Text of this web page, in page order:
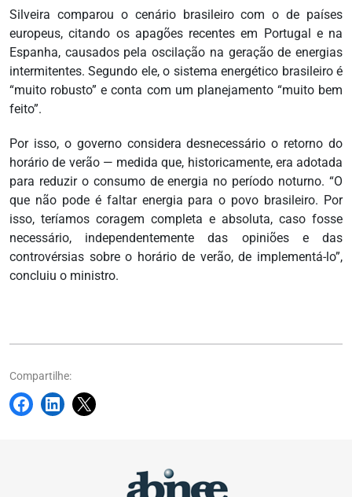
Silveira comparou o cenário brasileiro com o de países
europeus, citando os apagões recentes em Portugal e na
Espanha, causados pela oscilação na geração de energias
intermitentes. Segundo ele, o sistema energético brasileiro é
“muito robusto” e conta com um planejamento “muito bem
feito”.
Por isso, o governo considera desnecessário o retorno do
horário de verão — medida que, historicamente, era adotada
para reduzir o consumo de energia no período noturno. “O
que não pode é faltar energia para o povo brasileiro. Por
isso, teríamos coragem completa e absoluta, caso fosse
necessário, independentemente das opiniões e das
controvérsias sobre o horário de verão, de implementá-lo”,
concluiu o ministro.
Compartilhe: